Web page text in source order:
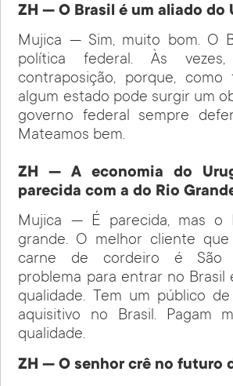
ZH — O Brasil é um aliado do
Mujica — Sim, muito bom. O
política federal. Às
contraposição, porque, como
algum estado pode surgir um
governo federal sempre
Mateamos bem.
ZH — A economia do
parecida com a do Rio
Mujica — É parecida, mas o
grande. O melhor cliente
carne de cordeiro é São
problema para entrar no Brasil
qualidade. Tem um público
aquisitivo no Brasil. Pagam
qualidade.
ZH — O senhor crê no futuro